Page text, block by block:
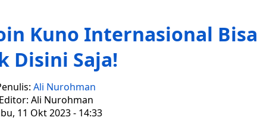
Kuno Internasional Bisa
Disini Saja!
Ali Nurohman
Editor: Ali Nurohman
11 Okt 2023 - 14:33